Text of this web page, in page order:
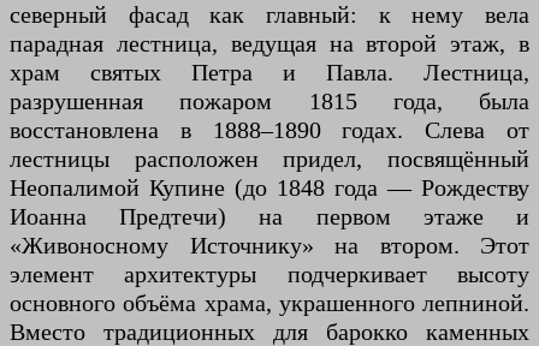
северный фасад как главный: к нему вела
парадная лестница, ведущая на второй этаж, в
храм святых Петра и Павла. Лестница,
разрушенная пожаром 1815 года, была
восстановлена в 1888–1890 годах. Слева от
лестницы расположен придел, посвящённый
Неопалимой Купине (до 1848 года — Рождеству
Иоанна Предтечи) на первом этаже и
«Живоносному Источнику» на втором. Этот
элемент архитектуры подчеркивает высоту
основного объёма храма, украшенного лепниной.
Вместо традиционных для барокко каменных